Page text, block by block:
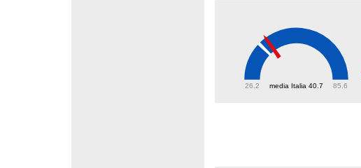
media Italia 40.7
26.2 85.6